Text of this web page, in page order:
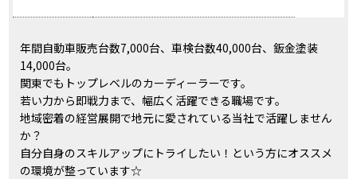
年間自動車販売台数7,000台、車検台数40,000台、鈑金塗装
14,000台。
関東でもトップレベルのカーディーラーです。
若い力から即戦力まで、幅広く活躍できる職場です。
地域密着の経営展開で地元に愛されている当社で活躍しません
か？
自分自身のスキルアップにトライしたい！という方にオススメ
の環境が整っています☆